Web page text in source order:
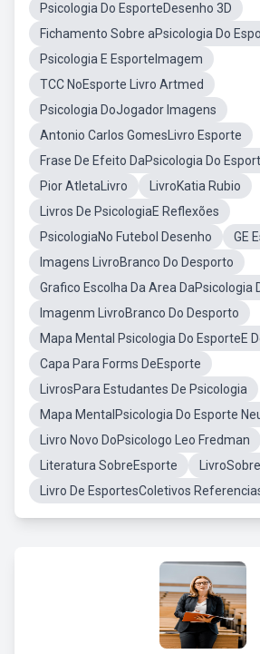
Psicologia Do EsporteDesenho 3D
Fichamento Sobre aPsicologia Do
Psicologia E EsporteImagem
TCC NoEsporte Livro Artmed
Psicologia DoJogador Imagens
Antonio Carlos GomesLivro Esporte
Frase De Efeito DaPsicologia Do
Pior AtletaLivro
LivroKatia Rubio
Livros De PsicologiaE Reflexões
PsicologiaNo Futebol Desenho
GE
Imagens LivroBranco Do Desporto
Grafico Escolha Da Area DaPsicologia
Imagenm LivroBranco Do Desporto
Mapa Mental Psicologia Do EsporteE
Capa Para Forms DeEsporte
LivrosPara Estudantes De Psicologia
Mapa MentalPsicologia Do Esporte
Livro Novo DoPsicologo Leo Fredman
Literatura SobreEsporte
Livro De EsportesColetivos